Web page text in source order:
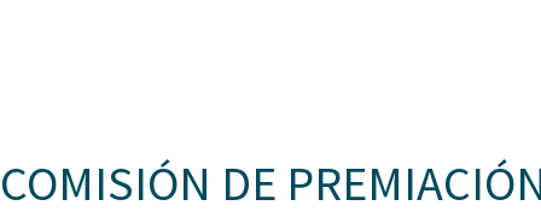
COMISIÓN DE